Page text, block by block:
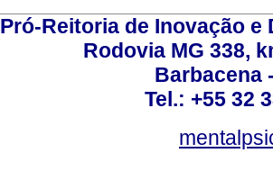
Pró-Reitoria de Inovação
Rodovia MG 338,
Barbacena
Tel.: +55 32